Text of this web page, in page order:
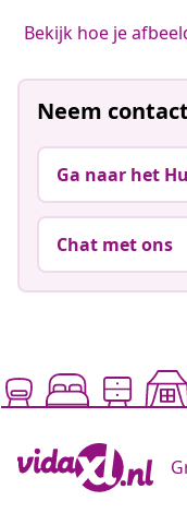
Bekijk hoe je
Neem
Ga naar het
Chat met ons